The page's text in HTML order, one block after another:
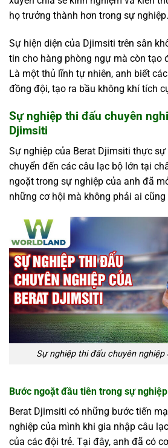
họ trưởng thành hơn trong sự nghiệp.
Sự hiện diện của Djimsiti trên sân
tin cho hàng phòng ngự mà còn tạo
Là một thủ lĩnh tự nhiên, anh biết
đồng đội, tạo ra bầu không khí tích
Sự nghiệp thi đấu chuyên
Djimsiti
Sự nghiệp của Berat Djimsiti thực
chuyển đến các câu lạc bộ lớn tại
ngoặt trong sự nghiệp của anh đã
những cơ hội mà không phải ai
Sự nghiệp thi đấu chuyên nghiệp
Bước ngoặt đầu tiên trong sự nghiệp
Berat Djimsiti có những bước tiến
nghiệp của mình khi gia nhập câu
của các đội trẻ. Tại đây, anh đã có